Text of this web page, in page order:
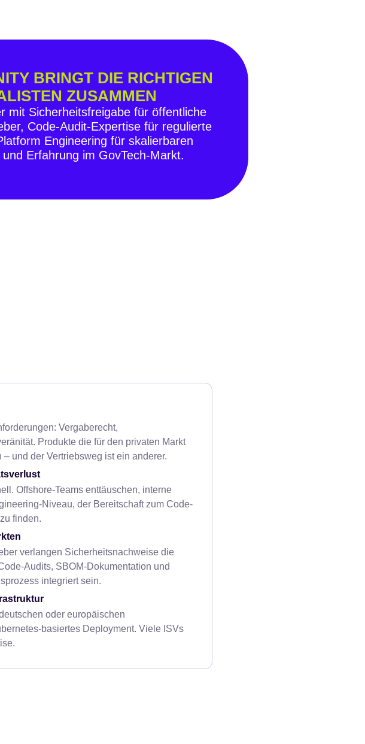
BRINGT DIE RICHTIGEN
ZUSAMMEN
mit Sicherheitsfreigabe für öffentliche
Code-Audit-Expertise für regulierte
Engineering für skalierbaren
Erfahrung im GovTech-Markt.
Vergaberecht,
Produkte die für den privaten Markt
und der Vertriebsweg ist ein anderer.
Offshore-Teams enttäuschen, interne
Niveau, der Bereitschaft zum Code-
finden.
verlangen Sicherheitsnachweise die
Audits, SBOM-Dokumentation und
integriert sein.
oder europäischen
basiertes Deployment. Viele ISVs